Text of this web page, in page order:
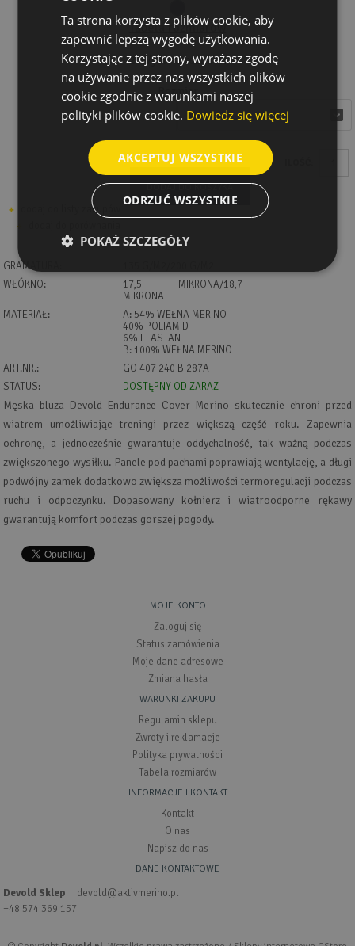
Tabela rozmiarów
2. Wybierz rozmiar:
Rozmiar
wybierz
wybierz
dodaj do listy zakupów
DODAJ DO KOSZYKA
GRAMATURA:
WŁÓKNO:
17,5 MIKRONA/18,7
MIKRONA
MATERIAŁ:
A: 54% WEŁNA MERINO
40% POLIAMID
6% ELASTAN
B: 100% WEŁNA MERINO
ART.NR.:
GO 407 240 B 287A
STATUS:
DOSTĘPNY OD ZARAZ
Męska bluza Devold Endurance Cover Merino skutecznie chroni przed
wiatrem umożliwiając treningi przez większą część roku. Zapewnia
ochronę, a jednocześnie gwarantuje oddychalność, tak ważną podczas
zwiększonego wysiłku. Panele pod pachami poprawiają wentylację, a długi
podwójny zamek dodatkowo zwiększa możliwości termoregulacji podczas
ruchu i odpoczynku. Dopasowany kołnierz i wiatroodporne rękawy
gwarantują komfort podczas gorszej pogody.
MOJE KONTO
Zaloguj się
Status zamówienia
Moje dane adresowe
Zmiana hasła
WARUNKI ZAKUPU
Regulamin sklepu
Zwroty i reklamacje
Polityka prywatności
Tabela rozmiarów
INFORMACJE I KONTAKT
Kontakt
O nas
Napisz do nas
DANE KONTAKTOWE
Devold Sklep
+48 574 369 157
devold@aktivmerino.pl
Ta strona korzysta z plików cookie, aby
zapewnić lepszą wygodę użytkowania.
Korzystając z tej strony, wyrażasz zgodę
na używanie przez nas wszystkich plików
cookie zgodnie z warunkami naszej
polityki plików cookie. Dowiedz się więcej
AKCEPTUJ WSZYSTKIE
ODRZUĆ WSZYSTKIE
POKAŻ SZCZEGÓŁY